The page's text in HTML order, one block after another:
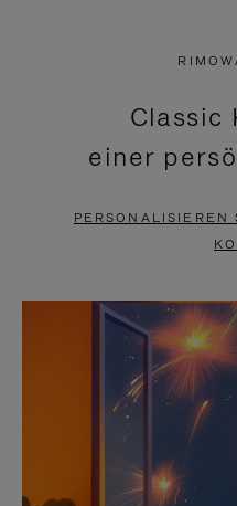
PAUSIERT,
BITTE
DRÜCKEN
SIE
ZUM
Classic
einer